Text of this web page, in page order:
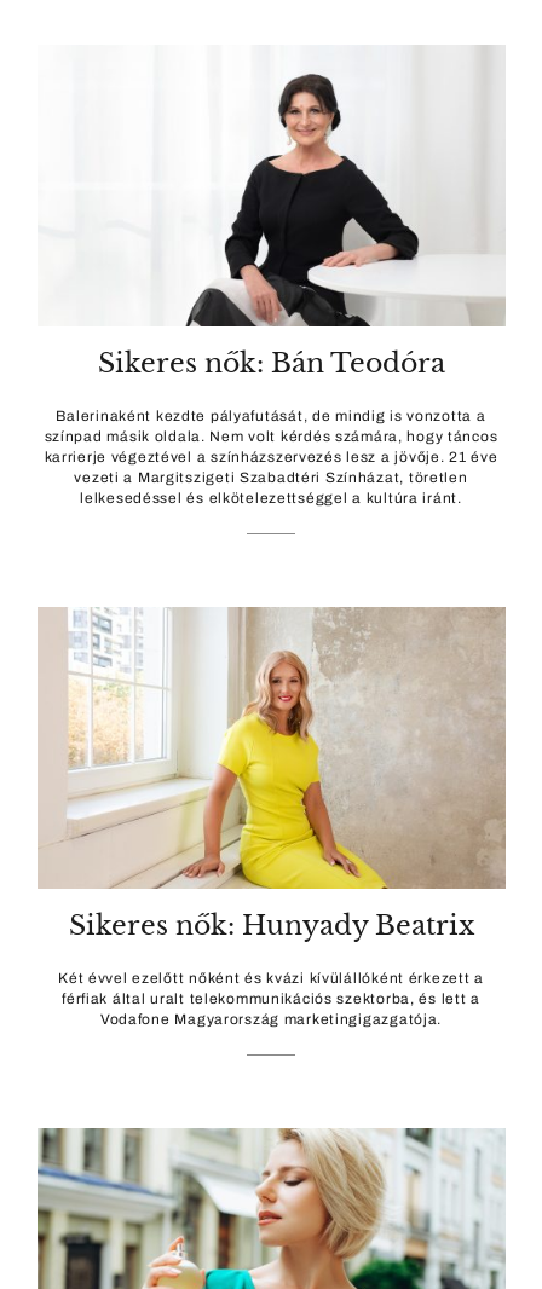
Sikeres nők: Bán Teodóra
Balerinaként kezdte pályafutását, de mindig is vonzotta a
színpad másik oldala. Nem volt kérdés számára, hogy táncos
karrierje végeztével a színházszervezés lesz a jövője. 21 éve
vezeti a Margitszigeti Szabadtéri Színházat, töretlen
lelkesedéssel és elkötelezettséggel a kultúra iránt.
Sikeres nők: Hunyady Beatrix
Két évvel ezelőtt nőként és kvázi kívülállóként érkezett a
férfiak által uralt telekommunikációs szektorba, és lett a
Vodafone Magyarország marketingigazgatója.